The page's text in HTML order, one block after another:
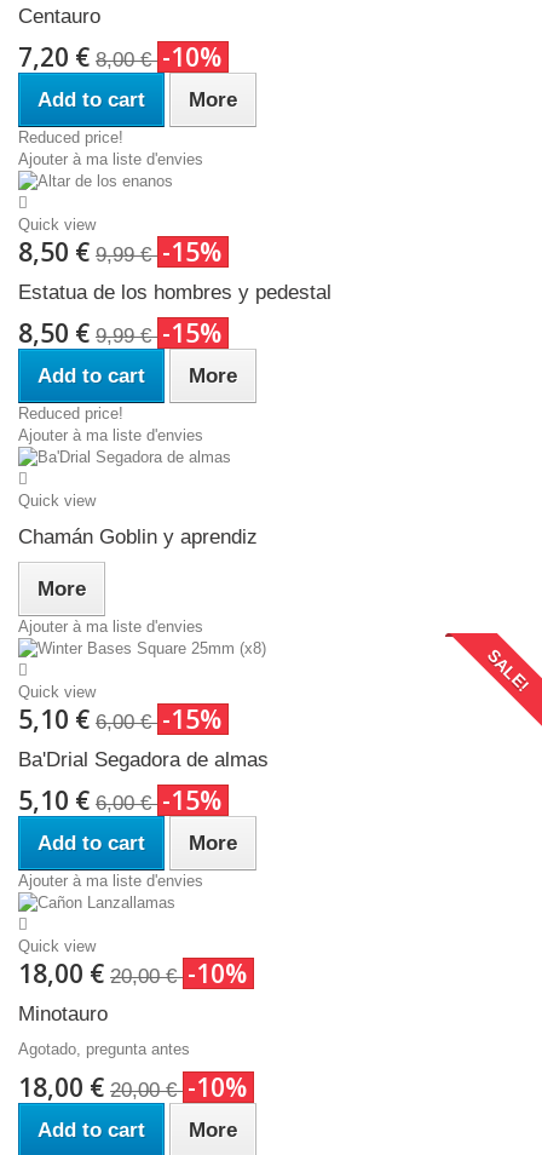
Centauro
7,20 € 8,00 € -10%
Add to cart More
Reduced price!
Ajouter à ma liste d'envies
Quick view
8,50 € 9,99 € -15%
Estatua de los hombres y pedestal
8,50 € 9,99 € -15%
Add to cart More
Reduced price!
Ajouter à ma liste d'envies
Quick view
Chamán Goblin y aprendiz
More
Ajouter à ma liste d'envies
Quick view
5,10 € 6,00 € -15%
SALE!
Ba'Drial Segadora de almas
5,10 € 6,00 € -15%
Add to cart More
Ajouter à ma liste d'envies
Quick view
18,00 € 20,00 € -10%
Minotauro
Agotado, pregunta antes
18,00 € 20,00 € -10%
Add to cart More